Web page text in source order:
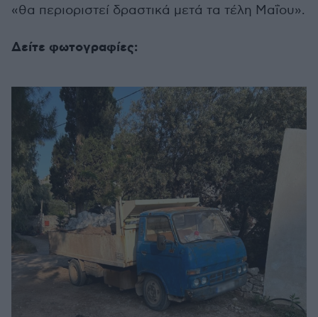
«θα περιοριστεί δραστικά μετά τα τέλη Μαΐου».
Δείτε φωτογραφίες: